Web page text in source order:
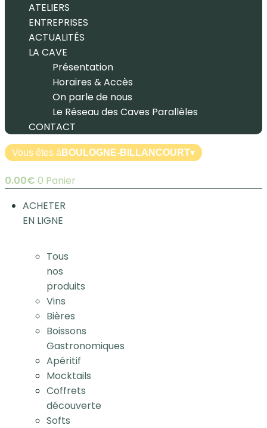
ATELIERS
ENTREPRISES
ACTUALITÉS
LA CAVE
Présentation
Horaires & Accès
On parle de nous
Le Réseau des Caves Parallèles
CONTACT
Vous êtes à BOULOGNE-BILLANCOURT▾
0.00€ 0 Panier
ACHETER
EN LIGNE
Tous
nos
produits
Vins
Bières
Boissons
Gastronomiques
Apéritif
Mocktails
Coffrets
découverte
Softs